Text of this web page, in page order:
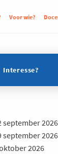
Voor wie?
Interesse?
september 2026
september 2026
2026